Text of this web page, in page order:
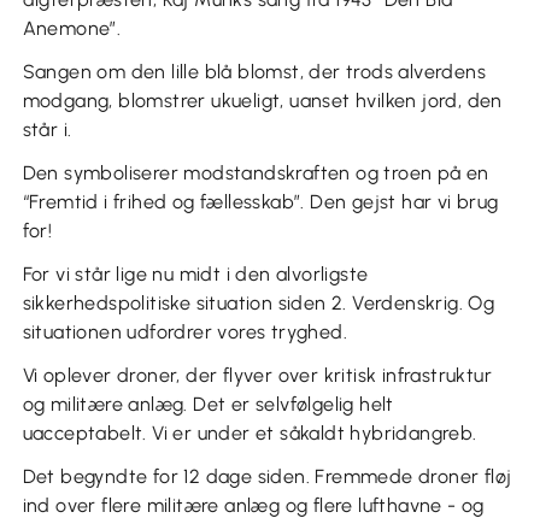
Anemone”.
Sangen om den lille blå blomst, der trods alverdens
modgang, blomstrer ukueligt, uanset hvilken jord, den
står i.
Den symboliserer modstandskraften og troen på en
“Fremtid i frihed og fællesskab”. Den gejst har vi brug
for!
For vi står lige nu midt i den alvorligste
sikkerhedspolitiske situation siden 2. Verdenskrig. Og
situationen udfordrer vores tryghed.
Vi oplever droner, der flyver over kritisk infrastruktur
og militære anlæg. Det er selvfølgelig helt
uacceptabelt. Vi er under et såkaldt hybridangreb.
Det begyndte for 12 dage siden. Fremmede droner fløj
ind over flere militære anlæg og flere lufthavne - og